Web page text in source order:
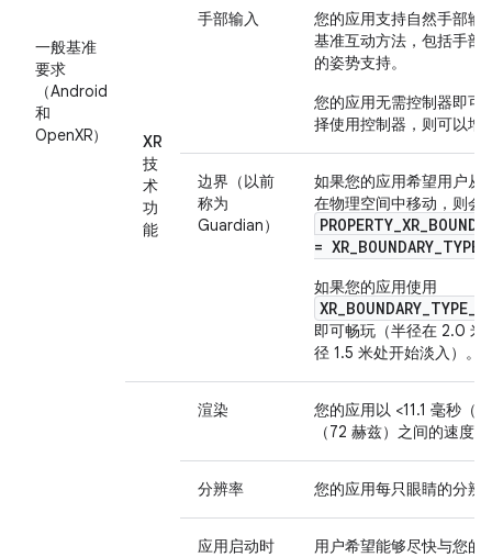
一般基准
要求
（Android
和
OpenXR）
XR
技
术
功
能
手部输入
您的应用支持自然手部输
基准互动方法，包括手部
的姿势支持。
您的应用无需控制器即可
择使用控制器，则可以增
边界（以前
称为
Guardian）
如果您的应用希望用户从
在物理空间中移动，则会
=
如果您的应用使用
即可畅玩（半径在 2.0 米
径 1.5 米处开始淡入）。
渲染
您的应用以 <11.1 毫秒（
（72 赫兹）之间的速度
分辨率 您的应用每只眼睛的分辨
应用启动时
用户希望能够尽快与您的